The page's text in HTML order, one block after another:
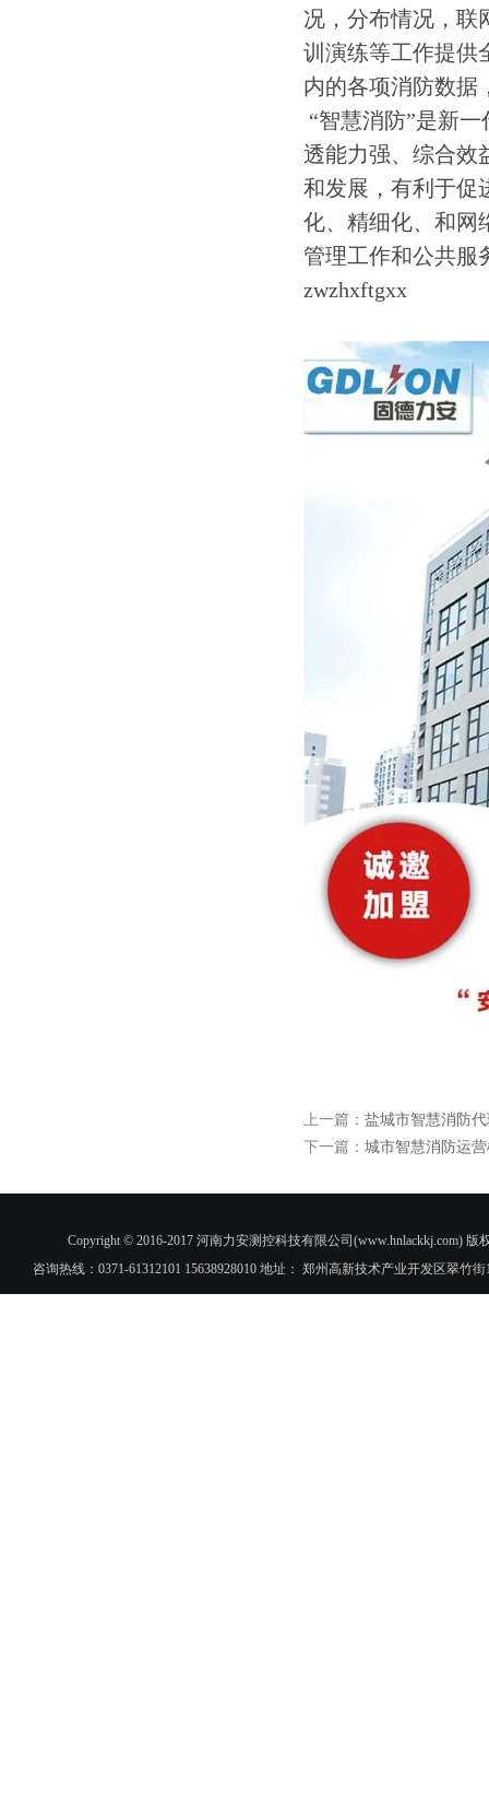
况，分布情况，联
训演练等工作提供
内的各项消防数据
“智慧消防”是新
透能力强、综合效
和发展，有利于促
化、精细化、和网
管理工作和公共服
zwzhxftgxx
上一篇： 盐城市智慧消防
下一篇： 城市智慧消防运
Copyright © 2016-2017 河南力安测控科技有限公司(www.hnlackkj.com)
咨询热线：0371-61312101 15638928010 地址： 郑州高新技术产业开发区翠竹